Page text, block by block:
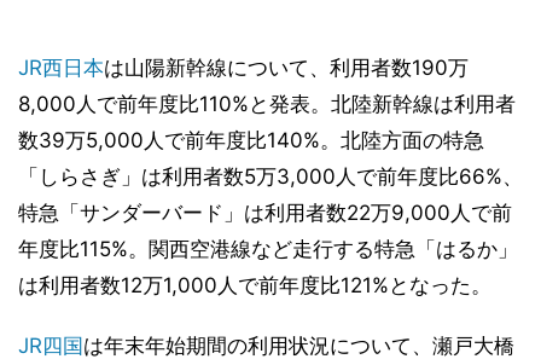
JR西日本は山陽新幹線について、利用者数190万
8,000人で前年度比110%と発表。北陸新幹線は利用者
数39万5,000人で前年度比140%。北陸方面の特急
「しらさぎ」は利用者数5万3,000人で前年度比66%、
特急「サンダーバード」は利用者数22万9,000人で前
年度比115%。関西空港線など走行する特急「はるか」
は利用者数12万1,000人で前年度比121%となった。
JR四国は年末年始期間の利用状況について、瀬戸大橋